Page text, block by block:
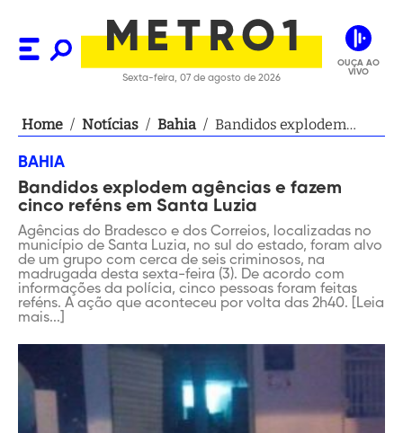
Sexta-feira, 07 de agosto de 2026
OUÇA AO
VIVO
Home / Notícias / Bahia / Bandidos explodem
BAHIA
Bandidos explodem agências e fazem
cinco reféns em Santa Luzia
Agências do Bradesco e dos Correios, localizadas no
município de Santa Luzia, no sul do estado, foram alvo
de um grupo com cerca de seis criminosos, na
madrugada desta sexta-feira (3). De acordo com
informações da polícia, cinco pessoas foram feitas
reféns. A ação que aconteceu por volta das 2h40. [Leia
mais...]